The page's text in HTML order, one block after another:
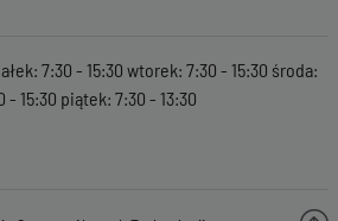
7:30 - 15:30 wtorek: 7:30 - 15:30 środa:
- 15:30 piątek: 7:30 - 13:30